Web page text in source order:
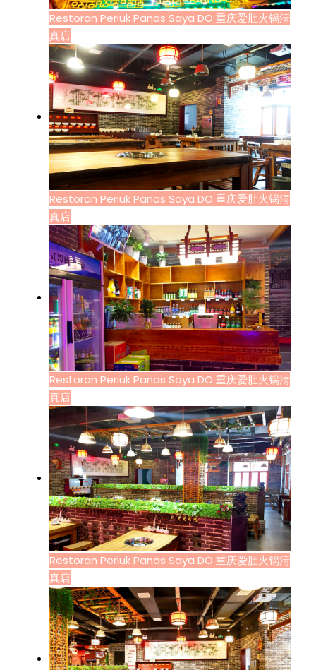
Restoran Periuk Panas Saya DO 重庆爱肚火锅清
真店
Restoran Periuk Panas Saya DO 重庆爱肚火锅清
真店
Restoran Periuk Panas Saya DO 重庆爱肚火锅清
真店
Restoran Periuk Panas Saya DO 重庆爱肚火锅清
真店